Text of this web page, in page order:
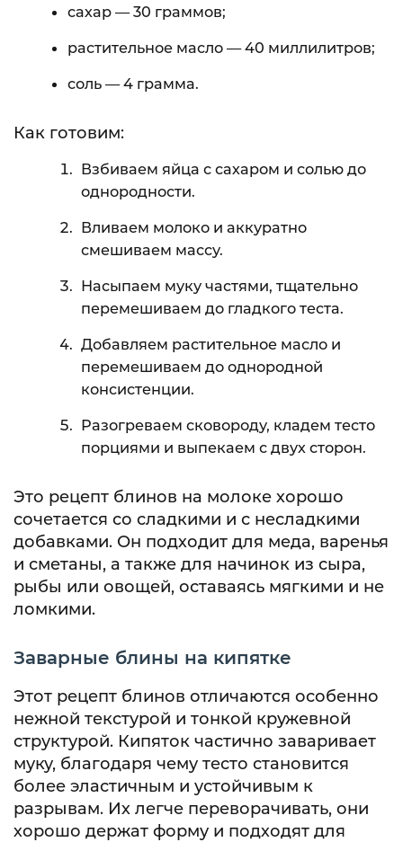
сахар — 30 граммов;
растительное масло — 40 миллилитров;
соль — 4 грамма.
Как готовим:
Взбиваем яйца с сахаром и солью до
однородности.
Вливаем молоко и аккуратно
смешиваем массу.
Насыпаем муку частями, тщательно
перемешиваем до гладкого теста.
Добавляем растительное масло и
перемешиваем до однородной
консистенции.
Разогреваем сковороду, кладем тесто
порциями и выпекаем с двух сторон.
Это рецепт блинов на молоке хорошо
сочетается со сладкими и с несладкими
добавками. Он подходит для меда, варенья
и сметаны, а также для начинок из сыра,
рыбы или овощей, оставаясь мягкими и не
ломкими.
Заварные блины на кипятке
Этот рецепт блинов отличаются особенно
нежной текстурой и тонкой кружевной
структурой. Кипяток частично заваривает
муку, благодаря чему тесто становится
более эластичным и устойчивым к
разрывам. Их легче переворачивать, они
хорошо держат форму и подходят для